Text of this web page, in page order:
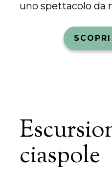
uno spettacolo da
ciaspole